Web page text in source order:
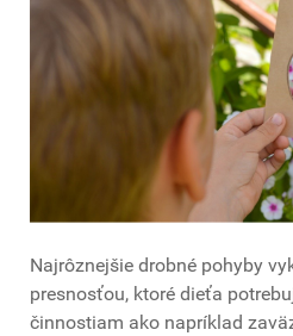
Najrôznejšie drobné pohyby
presnosťou, ktoré dieťa
činnostiam ako napríklad